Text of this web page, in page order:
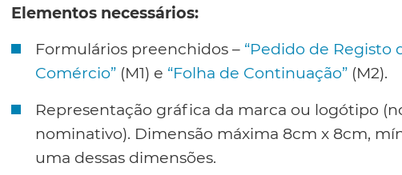
Elementos necessários:
Formulários preenchidos – “Pedido de Registo
Comércio” (M1) e “Folha de Continuação” (M2).
Representação gráfica da marca ou logótipo
nominativo). Dimensão máxima 8cm x 8cm,
uma dessas dimensões.